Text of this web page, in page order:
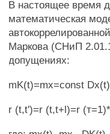
В настоящее время
математическая
Маркова (СНиП
допущениях:
mK(t)=mx=const
r (t,t')=r (t,t+l)=r